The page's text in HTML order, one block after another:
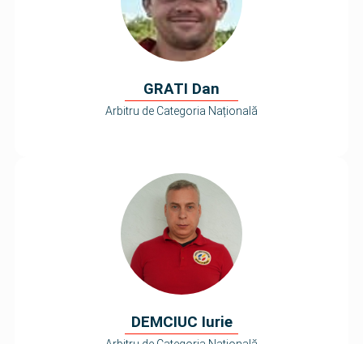
GRATI Dan
Arbitru de Categoria Națională
DEMCIUC Iurie